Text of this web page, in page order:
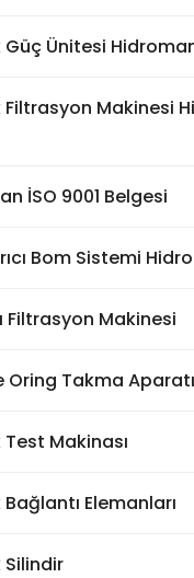
Ünitesi
Filtrasyon Makinesi
İSO 9001 Belgesi
Bom Sistemi
Filtrasyon Makinesi
Oring Takma Aparatı
Makinası
Elemanları
Silindir